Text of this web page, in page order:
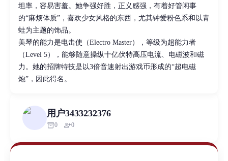
坦率，容易害羞。她争强好胜，正义感强，有着好管闲事
的“麻烦体质”，喜欢少女风格的东西，尤其钟爱粉色系和以青
蛙为主题的饰品。
美琴的能力是电击使（Electro Master），等级为超能力者
（Level 5），能够随意操纵十亿伏特高压电流、电磁波和磁
力。她的招牌特技是以3倍音速射出游戏币形成的“超电磁
炮”，因此得名。
用户3433232376
inventory_20 person_add0